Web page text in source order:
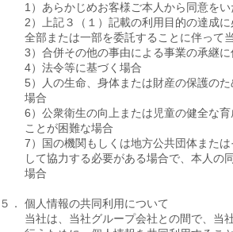
1）あらかじめお客様ご本人から同意をい
2）上記３（１）記載の利用目的の達成
全部または一部を委託することに伴って
3）合併その他の事由による事業の承継
4）法令等に基づく場合
5）人の生命、身体または財産の保護の
場合
6）公衆衛生の向上または児童の健全な
ことが困難な場合
7）国の機関もしくは地方公共団体また
して協力する必要がある場合で、本人の
場合
５．
個人情報の共同利用について
当社は、当社グループ会社との間で、当